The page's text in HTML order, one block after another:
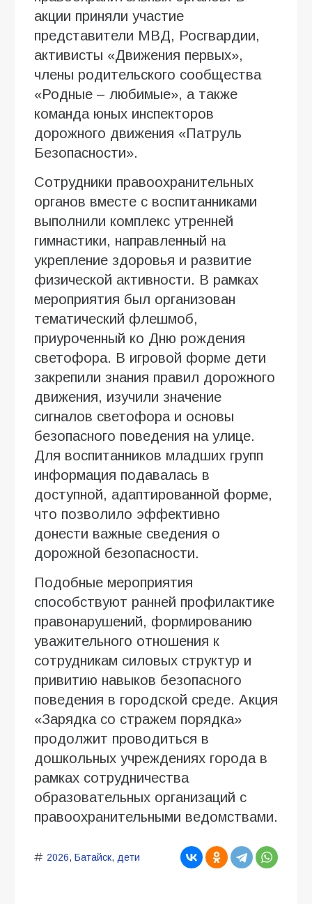
акции приняли участие
представители МВД, Росгвардии,
активисты «Движения первых»,
члены родительского сообщества
«Родные – любимые», а также
команда юных инспекторов
дорожного движения «Патруль
Безопасности».
Сотрудники правоохранительных
органов вместе с воспитанниками
выполнили комплекс утренней
гимнастики, направленный на
укрепление здоровья и развитие
физической активности. В рамках
мероприятия был организован
тематический флешмоб,
приуроченный ко Дню рождения
светофора. В игровой форме дети
закрепили знания правил дорожного
движения, изучили значение
сигналов светофора и основы
безопасного поведения на улице.
Для воспитанников младших групп
информация подавалась в
доступной, адаптированной форме,
что позволило эффективно
донести важные сведения о
дорожной безопасности.
Подобные мероприятия
способствуют ранней профилактике
правонарушений, формированию
уважительного отношения к
сотрудникам силовых структур и
привитию навыков безопасного
поведения в городской среде. Акция
«Зарядка со стражем порядка»
продолжит проводиться в
дошкольных учреждениях города в
рамках сотрудничества
образовательных организаций с
правоохранительными ведомствами.
2026, Батайск, дети